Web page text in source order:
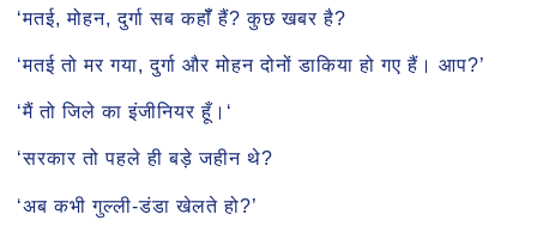
‘मतई, मोहन, दुर्गा सब कहॉँ हैं? कुछ खबर है?
‘मतई तो मर गया, दुर्गा और मोहन दोनों डाकिया हो गए हैं। आप?’
‘मैं तो जिले का इंजीनियर हूँ।‘
‘सरकार तो पहले ही बड़े जहीन थे?
‘अब कभी गुल्ली-डंडा खेलते हो?’